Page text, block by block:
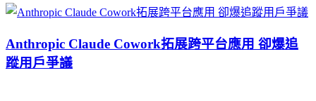
Anthropic Claude Cowork拓展跨平台應用 卻爆追
蹤用戶爭議